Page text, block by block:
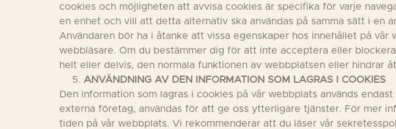
cookies och möjligheten att avvisa cookies är specifika för varje
en enhet och vill att detta alternativ ska användas på samma sätt i en
Användaren bör ha i åtanke att vissa egenskaper hos innehållet på
webbläsare. Om du bestämmer dig för att inte acceptera eller
helt eller delvis, den normala funktionen av webbplatsen eller hindrar
ANVÄNDNING AV DEN INFORMATION SOM LAGRAS I COOKIES
Den information som lagras i cookies på vår webbplats används
externa företag, användas för att ge oss ytterligare tjänster. För mer
tiden på vår webbplats. Vi rekommenderar att du läser vår